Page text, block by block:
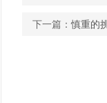
下一篇：慎重的